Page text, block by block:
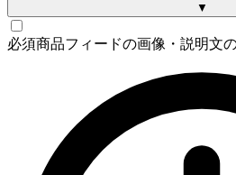
▼
必須商品フィードの画像・説明文